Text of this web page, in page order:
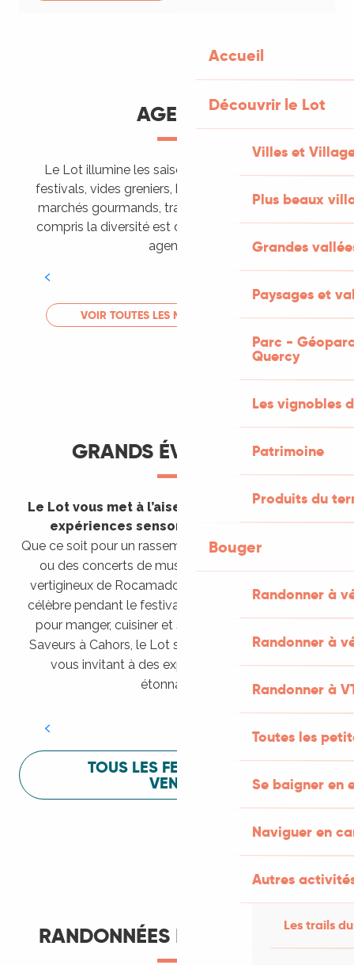
Accueil
Découvrir le Lot
Villes et
Plus beaux
Grandes
Paysages et
Parc -
Quercy
Les vignobles
Patrimoine
Produits du
Bouger
Randonner à
Randonner à
Randonner à
Toutes les
Se baigner en
Naviguer en
Autres
Les trails
AGENDA
Le Lot illumine les saisons de ses animations :
festivals, vides greniers, brocantes, fêtes votives,
marchés gourmands, trails sportifs… Vous l’aurez
compris la diversité est de mise, alors tous à vos
agendas !
LIRE LA SUITE
VOIR TOUTES LES MANIFESTATIONS
GRANDS ÉVÈNEMENTS
Le Lot vous met à l’aise en vous invitant à des
expériences sensorielles étonnantes !
Que ce soit pour un rassemblement de montgolfières
ou des concerts de musique sacrée dans le site
vertigineux de Rocamadour, pour écouter un opéra
célèbre pendant le festival de Saint-Céré ou encore
pour manger, cuisiner et s’amuser pendant Lot of
Saveurs à Cahors, le Lot sait vous mettre à l’aise en
vous invitant à des expériences sensorielles
étonnantes !
Festival Lot of Saveurs
TOUS LES FESTIVALS À
VENIR
RANDONNÉES ET ITINÉRANCE